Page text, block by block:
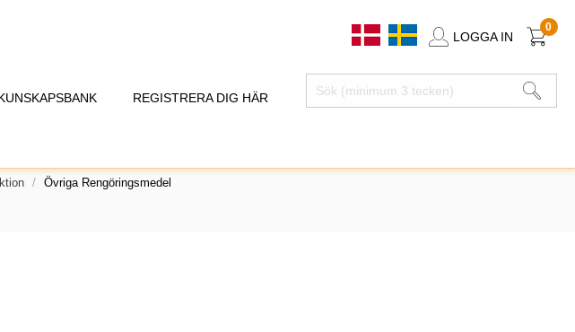
LOGGA IN
0
REGISTRERA DIG HÄR
Övriga Rengöringsmedel